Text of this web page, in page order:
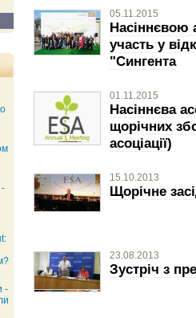
05.11.2015
Насіннєвою
участь у
"Сингента
01.11.2015
Насіннєва
щорічних
асоціації)
15.10.2013
Щорічне
23.08.2013
Зустріч з
-
-